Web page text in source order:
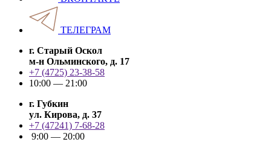
ТЕЛЕГРАМ
г. Старый Оскол
м-н Ольминского, д. 17
+7 (4725) 23-38-58
10:00 — 21:00
г. Губкин
ул. Кирова, д. 37
+7 (47241) 7-68-28
9:00 — 20:00